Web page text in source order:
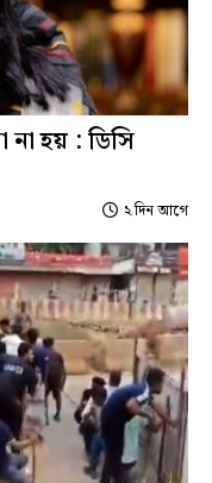
না হয় : ডিসি
২ দিন আগে